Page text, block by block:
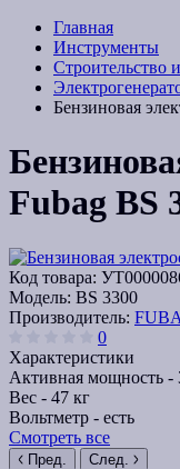
Главная
Инструменты
Строительство
Бензиновая
Fubag BS
Код товара:
Модель: BS 3300
Производитель:
0
Характеристики
Активная мощность -
Вес - 47 кг
Вольтметр - есть
Смотреть все
Пред. След.